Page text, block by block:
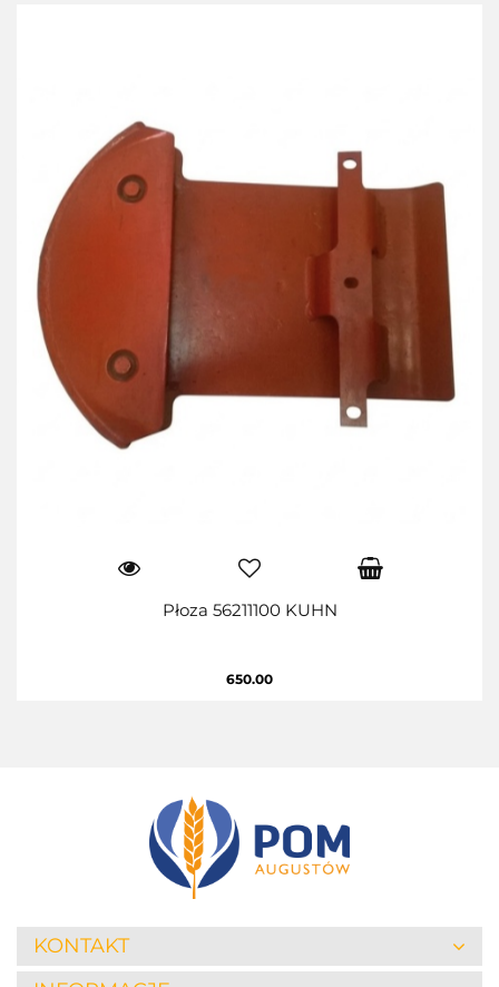
Płoza 56211100 KUHN
650.00
KONTAKT